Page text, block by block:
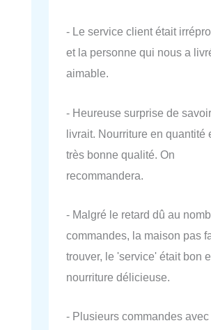
- Le service client était
et la personne qui nous a
aimable.
- Heureuse surprise de
livrait. Nourriture en quantité
très bonne qualité. On
recommandera.
- Malgré le retard dû au
commandes, la maison pas
trouver, le 'service' était bon
nourriture délicieuse.
- Plusieurs commandes avec